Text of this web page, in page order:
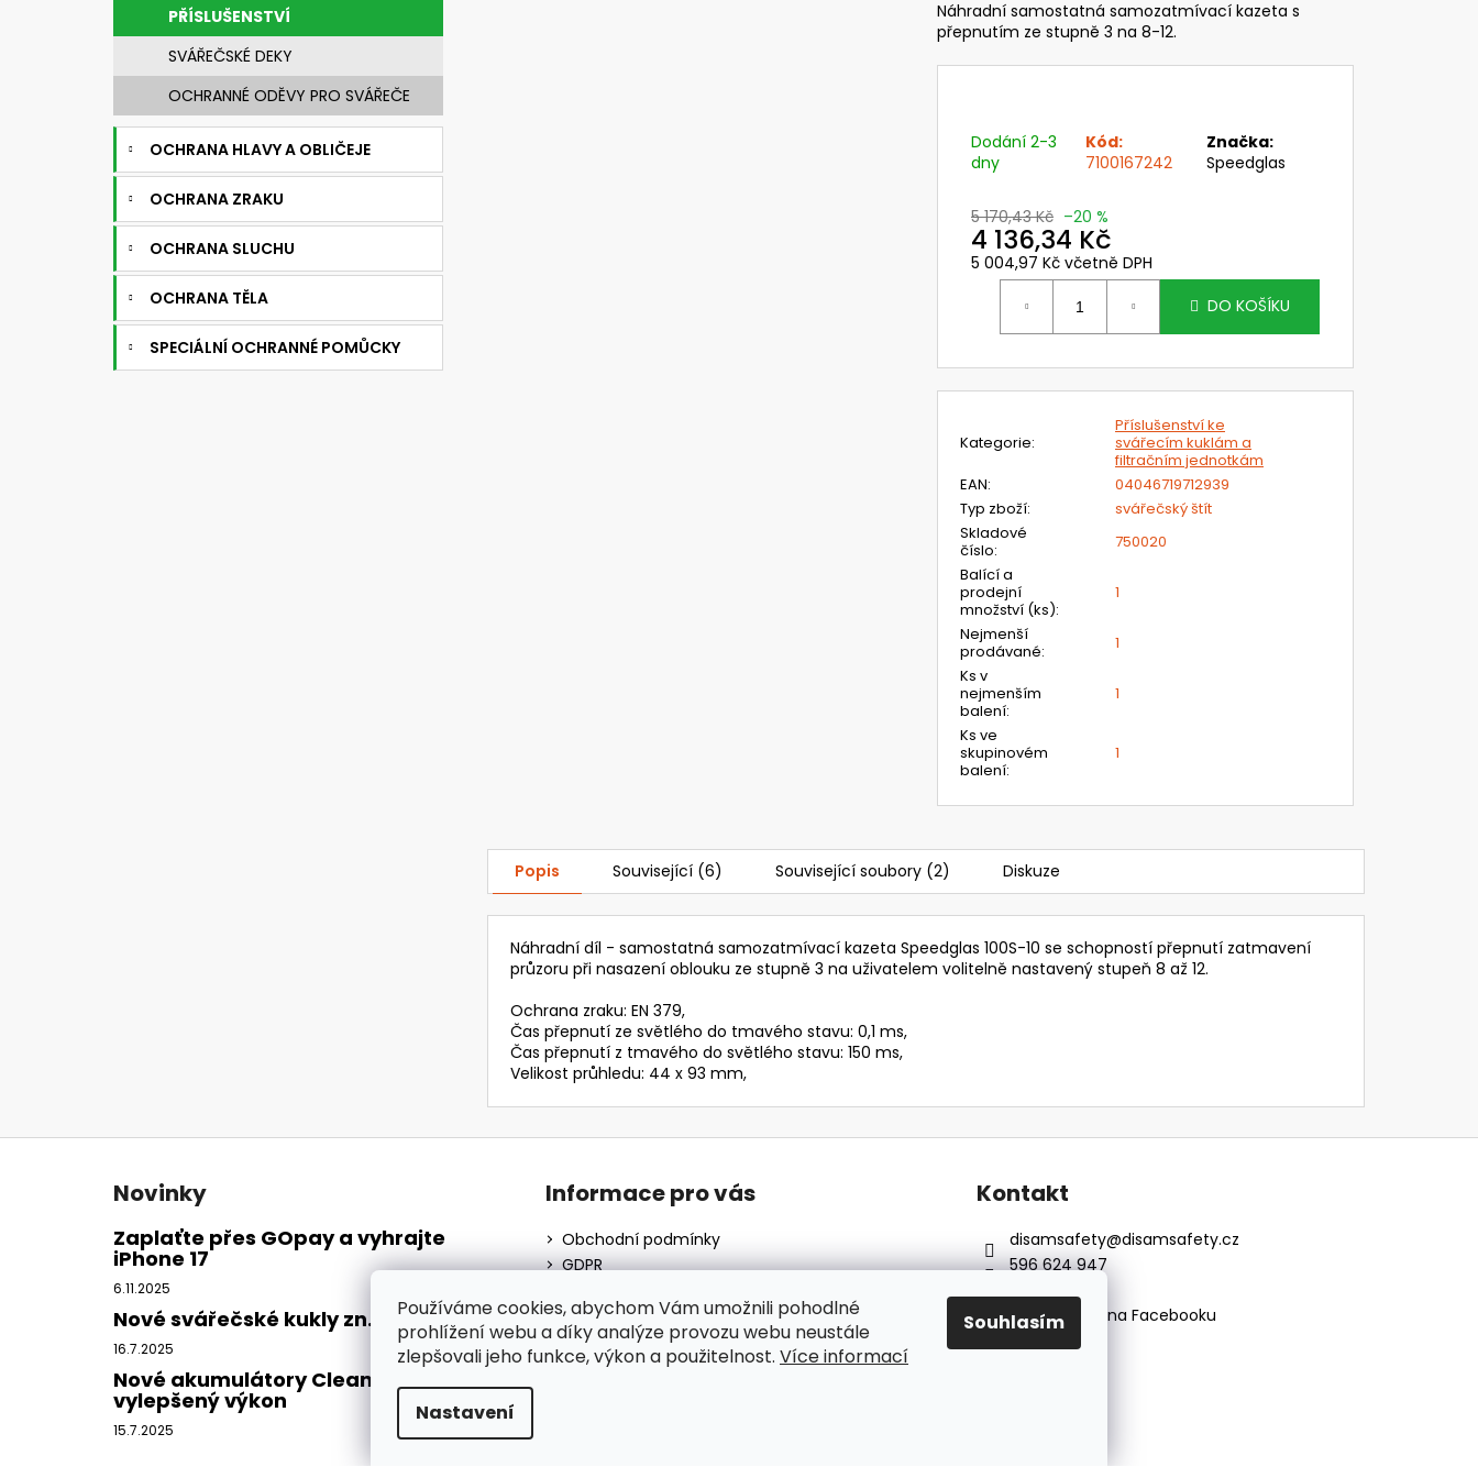
Používáme cookies, abychom Vám umožnili pohodlné
prohlížení webu a díky analýze provozu webu neustále
zlepšovali jeho funkce, výkon a použitelnost. Více informací
Nastavení
Souhlasím
PŘÍSLUŠENSTVÍ
SVÁŘEČSKÉ DEKY
OCHRANNÉ ODĚVY PRO SVÁŘEČE
OCHRANA HLAVY A OBLIČEJE
OCHRANA ZRAKU
OCHRANA SLUCHU
OCHRANA TĚLA
SPECIÁLNÍ OCHRANNÉ POMŮCKY
Náhradní samostatná samozatmívací kazeta s
přepnutím ze stupně 3 na 8-12.
Dodání 2-3
dny
Kód:
7100167242
Značka:
Speedglas
5 170,43 Kč –20 %
4 136,34 Kč
5 004,97 Kč včetně DPH
Měrná
DO KOŠÍKU
Kategorie:
Příslušenství ke
svářecím kuklám a
filtračním jednotkám
EAN:
04046719712939
Typ zboží:
svářečský štít
Skladové
číslo:
750020
Balící a
prodejní
množství (ks):
1
Nejmenší
prodávané:
1
Ks v
nejmenším
balení:
1
Ks ve
skupinovém
balení:
1
Popis Související (6) Související soubory (2) Diskuze
Náhradní díl - samostatná samozatmívací kazeta Speedglas 100S-10 se schopností přepnutí zatmavení
průzoru při nasazení oblouku ze stupně 3 na uživatelem volitelně nastavený stupeň 8 až 12.
Ochrana zraku: EN 379,
Čas přepnutí ze světlého do tmavého stavu: 0,1 ms,
Čas přepnutí z tmavého do světlého stavu: 150 ms,
Velikost průhledu: 44 x 93 mm,
720392.51 UNIMASK - LEHKÝ
UNIVERZÁLNÍ OBLIČEJOVÝ ŠTÍT S
TEXTILNÍM OBLIČEJOVÝM
TĚSNĚNÍM,VÁLCOVÝM ZORNÍKEM A S
PĚTIBODOVÝM UPÍNACÍM SYSTÉMEM
3 521,28 Kč
Původně:4 192 Kč
PŘILBA DIAMOND VI WIND - DELTA PLUS
Z
Novinky
Zaplaťte přes GOpay a vyhrajte
iPhone 17
6.11.2025
Nové svářečské kukly zn. CleanAIR
16.7.2025
Nové akumulátory CleanAIR -
vylepšený výkon
15.7.2025
Informace pro vás
Obchodní podmínky
GDPR
Moje objednávka
Blog
Kontakt
disamsafety@disamsafety.cz
596 624 947
Sledujte nás na Facebooku